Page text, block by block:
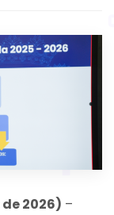
de 2026) –